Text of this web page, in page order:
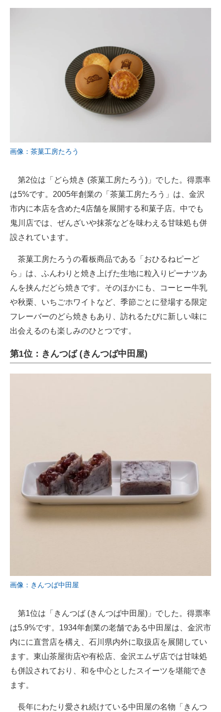
画像：茶菓工房たろう
第2位は「どら焼き (茶菓工房たろう)」でした。得票率
は5%です。2005年創業の「茶菓工房たろう」は、金沢
市内に本店を含めた4店舗を展開する和菓子店。中でも
鬼川店では、ぜんざいや抹茶などを味わえる甘味処も併
設されています。
茶菓工房たろうの看板商品である「おひるねピーど
ら」は、ふんわりと焼き上げた生地に粒入りピーナツあ
んを挟んだどら焼きです。そのほかにも、コーヒー牛乳
や秋栗、いちごホワイトなど、季節ごとに登場する限定
フレーバーのどら焼きもあり、訪れるたびに新しい味に
出会えるのも楽しみのひとつです。
第1位：きんつば (きんつば中田屋)
画像：きんつば中田屋
第1位は「きんつば (きんつば中田屋)」でした。得票率
は5.9%です。1934年創業の老舗である中田屋は、金沢市
内にに直営店を構え、石川県内外に取扱店を展開してい
ます。東山茶屋街店や有松店、金沢エムザ店では甘味処
も併設されており、和を中心としたスイーツを堪能でき
ます。
長年にわたり愛され続けている中田屋の名物「きんつ